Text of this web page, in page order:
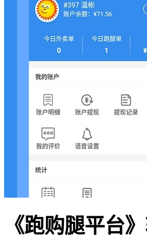
《跑购腿平台